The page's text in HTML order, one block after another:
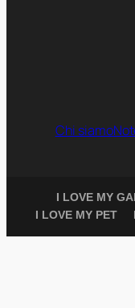
Chi siamo
I LOVE MY
I LOVE MY PET